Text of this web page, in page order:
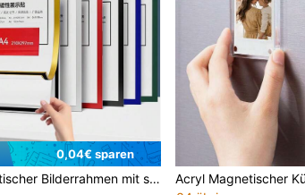
0,04€ sparen
1 magnetischer Bilderrahmen mit selbstklebenden magnetischen Displayaufklebern, keine Bohrung erforderlich, magnetischer Aufkleber für Auszeichnungszertifikate, Fotoanzeige, Wandaufkleber für Heimportrait-Dekoration, geeignet für Auszeichnungszertifikate, Fotos, Porträts, Bewerbungen und andere Displayaufkleber